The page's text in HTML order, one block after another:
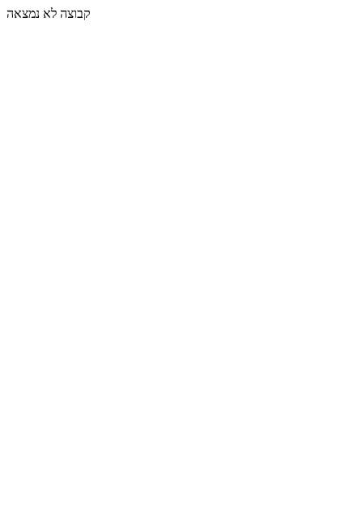
קבוצה לא נמצאה